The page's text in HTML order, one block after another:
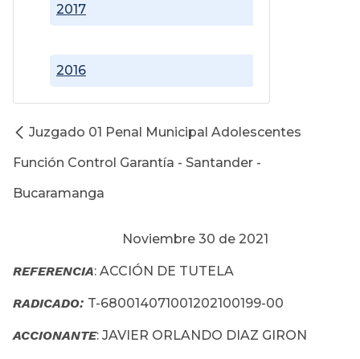
2016
2017
Juzgado 01 Penal Municipal Adolescentes
Función Control Garantía - Santander -
Bucaramanga
Noviembre 30 de 2021
REFERENCIA: ACCIÓN DE TUTELA
RADICADO: T-680014071001202100199-00
ACCIONANTE: JAVIER ORLANDO DIAZ GIRON